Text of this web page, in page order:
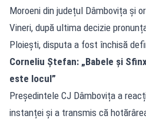
Moroeni din județul Dâmbovița și
Vineri, după ultima decizie
Ploiești, disputa a fost închisă
Corneliu Ștefan: „Babele și
este locul”
Președintele CJ Dâmbovița a
instanței și a transmis că